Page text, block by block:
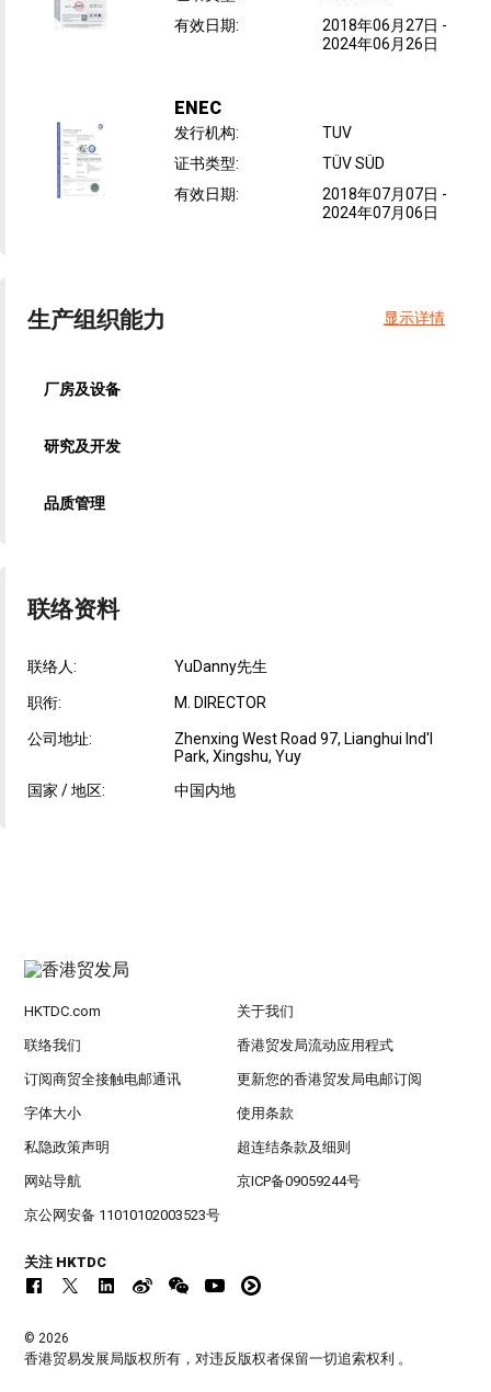
有效日期: 2018年06月27日 -
2024年06月26日
ENEC
发行机构:
TUV
证书类型:
TÜV SÜD
有效日期: 2018年07月07日 -
2024年07月06日
生产组织能力 显示详情
厂房及设备
研究及开发
品质管理
联络资料
联络人: YuDanny先生
职衔: M. DIRECTOR
公司地址:
Zhenxing West Road 97, Lianghui Ind'l
Park, Xingshu, Yuy
国家 / 地区:
中国内地
HKTDC.com 关于我们
联络我们 香港贸发局流动应用程式
订阅商贸全接触电邮通讯 更新您的香港贸发局电邮订阅
字体大小 使用条款
私隐政策声明 超连结条款及细则
网站导航 京ICP备09059244号
京公网安备 11010102003523号
关注 HKTDC
© 2026
香港贸易发展局版权所有，对违反版权者保留一切追索权利 。